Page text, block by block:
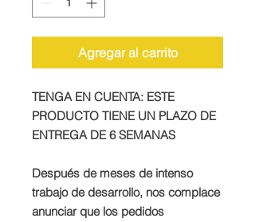
Agregar al carrito
TENGA EN CUENTA: ESTE
PRODUCTO TIENE UN PLAZO DE
ENTREGA DE 6 SEMANAS
Después de meses de intenso
trabajo de desarrollo, nos complace
anunciar que los pedidos